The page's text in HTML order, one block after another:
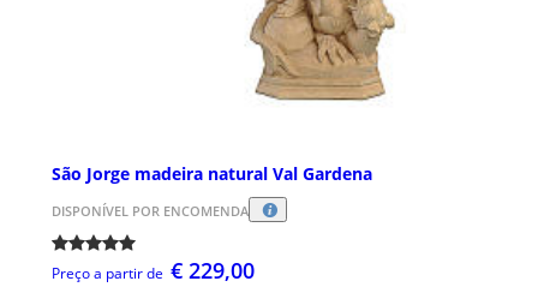
São Jorge madeira natural Val Gardena
DISPONÍVEL POR ENCOMENDA
Preço a partir de € 229,00